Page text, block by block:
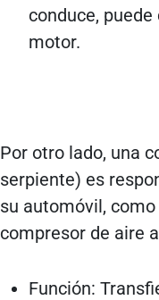
conduce,
motor.
Por otro lado, una
serpiente) es
su automóvil,
compresor de aire
Función: